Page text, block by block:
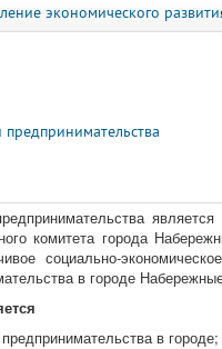
экономического
комитета города
социально-
в городе
в городе;